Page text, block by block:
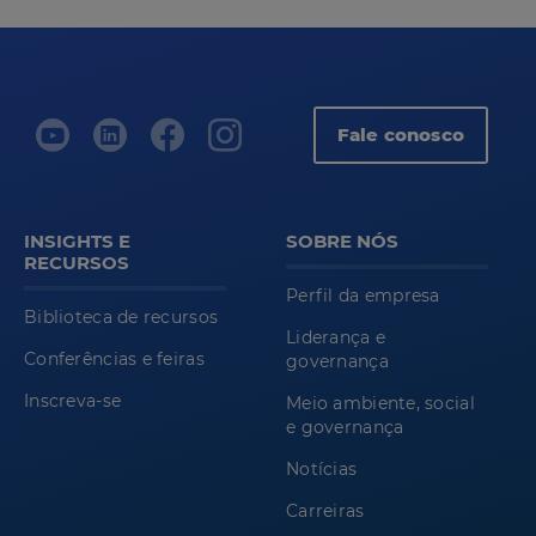
Fale conosco
INSIGHTS E
RECURSOS
Biblioteca de recursos
Conferências e feiras
Inscreva-se
SOBRE NÓS
Perfil da empresa
Liderança e
governança
Meio ambiente, social
e governança
Notícias
Carreiras